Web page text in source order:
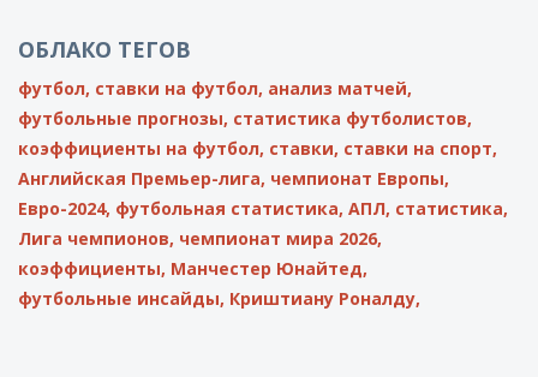
ОБЛАКО ТЕГОВ
футбол, ставки на футбол, анализ матчей,
футбольные прогнозы, статистика футболистов,
коэффициенты на футбол, ставки, ставки на спорт,
Английская Премьер-лига, чемпионат Европы,
Евро-2024, футбольная статистика, АПЛ, статистика,
Лига чемпионов, чемпионат мира 2026,
коэффициенты, Манчестер Юнайтед,
футбольные инсайды, Криштиану Роналду,